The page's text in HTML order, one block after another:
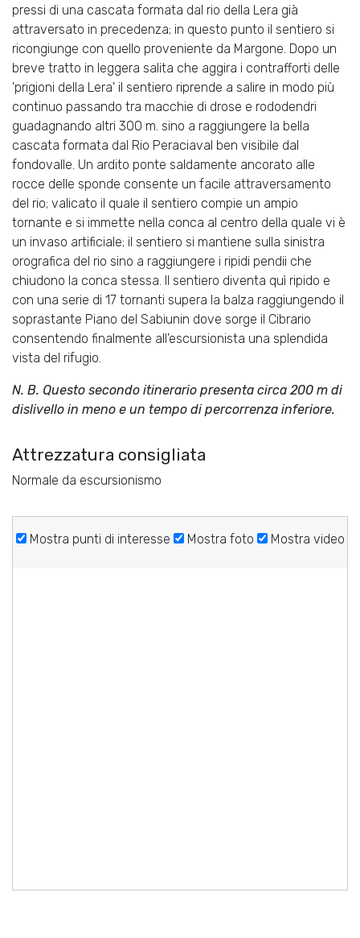
pressi di una cascata formata dal rio della Lera già
attraversato in precedenza; in questo punto il sentiero si
ricongiunge con quello proveniente da Margone. Dopo un
breve tratto in leggera salita che aggira i contrafforti delle
'prigioni della Lera' il sentiero riprende a salire in modo più
continuo passando tra macchie di drose e rododendri
guadagnando altri 300 m. sino a raggiungere la bella
cascata formata dal Rio Peraciaval ben visibile dal
fondovalle. Un ardito ponte saldamente ancorato alle
rocce delle sponde consente un facile attraversamento
del rio; valicato il quale il sentiero compie un ampio
tornante e si immette nella conca al centro della quale vi è
un invaso artificiale; il sentiero si mantiene sulla sinistra
orografica del rio sino a raggiungere i ripidi pendii che
chiudono la conca stessa. Il sentiero diventa quì ripido e
con una serie di 17 tornanti supera la balza raggiungendo il
soprastante Piano del Sabiunin dove sorge il Cibrario
consentendo finalmente all'escursionista una splendida
vista del rifugio.
N. B. Questo secondo itinerario presenta circa 200 m di
dislivello in meno e un tempo di percorrenza inferiore.
Attrezzatura consigliata
Normale da escursionismo
Mostra punti di interesse Mostra foto Mostra video